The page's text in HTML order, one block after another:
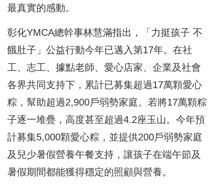
最真實的感動。
彰化YMCA總幹事林慧滿指出，「力挺孩子 不
餓肚子」公益行動今年已邁入第17年。在社
工、志工、據點老師、愛心店家、企業及社會
各界共同支持下，累計已募集超過17萬顆愛心
粽，幫助超過2,900戶弱勢家庭。若將17萬顆粽
子逐一堆疊，高度甚至超過4.2座玉山。今年預
計募集5,000顆愛心粽，並提供200戶弱勢家庭
及兒少暑假營養午餐支持，讓孩子在端午節及
暑假期間都能獲得穩定的照顧與營養。